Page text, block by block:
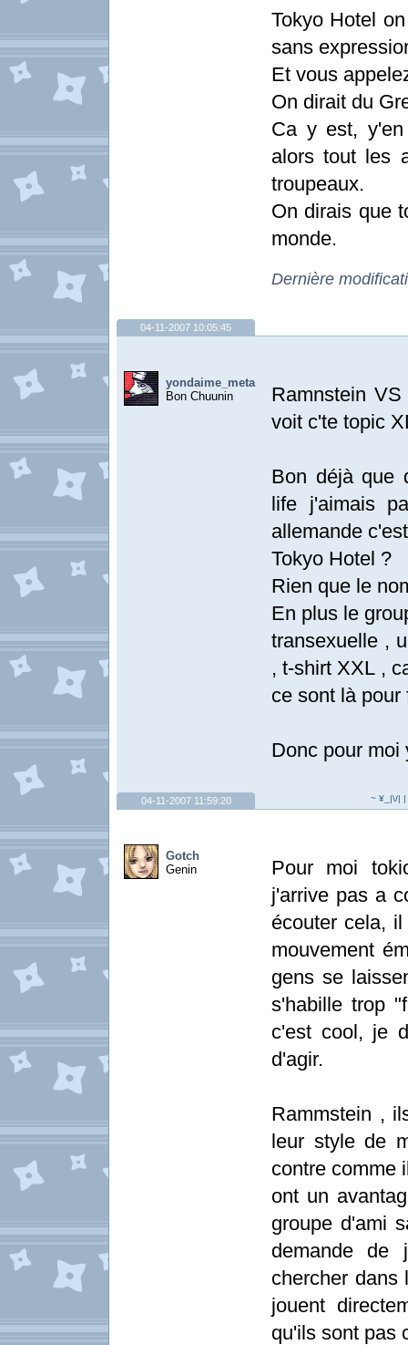
Tokyo Hotel
sans
Et vous
On dirait du
Ca y est,
alors tout les
troupeaux.
On dirais que
monde.
Dernière
04-11-2007 10:05:45
yondaime_meta
Bon Chuunin
Ramnstein
voit c'te topic
Bon déjà que
life j'aimais
allemande
Tokyo Hotel ?
Rien que le
En plus le
transexuelle ,
, t-shirt XXL ,
ce sont là pour
Donc pour moi
~ ¥_|\/| |
04-11-2007 11:59:20
Gotch
Genin
Pour moi
j'arrive pas a
écouter cela,
mouvement
gens se
s'habille trop
c'est cool, je
d'agir.
Rammstein ,
leur style de
contre comme
ont un
groupe d'ami
demande
chercher dans
jouent
qu'ils sont pas